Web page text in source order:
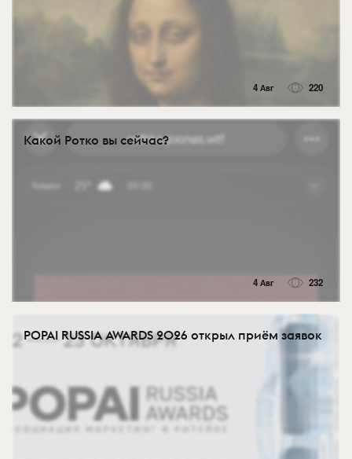
4 Авг 220
Какой Ротко вы сейчас?
4 Авг 232
POPAI RUSSIA AWARDS 2026 открыл приём заявок